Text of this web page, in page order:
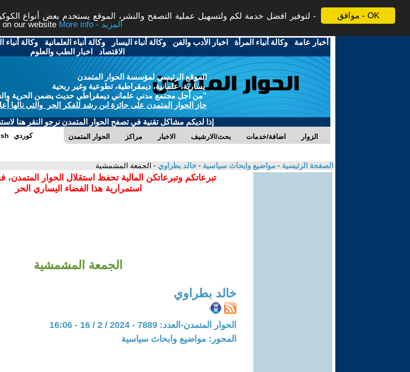
موافق - OK
لتوفير افضل خدمة لكم ولتسهيل عملية التصفح والنشر، الموقع يستخدم بعض أنواع
our website
More info - المزيد
أخبار عامة -وكالة أنباء المرأة - اخبار الأدب والفن -وكالة أنباء اليسار -وكالة أنباء العلمانية -وكالة أنباء
الاقتصاد - اخبار الطب والعلوم
الموقع الرئيسي لمؤسسة الحوار المتمدن
يسارية، علمانية، ديمقراطية، تطوعية وغير ربحية
"من أجل مجتمع مدني علماني ديمقراطي حديث يضمن الحرية
حاز الحوار المتمدن على جائزة ابن رشد للفكر الحر والتى نالها
إذا لديكم مشاكل تقنية في تصفح الحوار المتمدن نرجو النقر هنا
الحوار المتمدن مراكز الاخبار بحث/الارشيف اضافة/خدمات الزوار كوردي
الصفحة الرئيسية - مواضيع وابحاث سياسية - خالد بطراوي - الجمعة المشمشية
تبرعاتكم وتبرعاتكن المالية تحفظ استقلال الحوار
استمرارية هذا الفضاء اليساري الحر
الجمعة المشمشية
خالد بطراوي
الحوار المتمدن-العدد: 7889 - 2024 / 2 / 16 - 16:06
المحور: مواضيع وابحاث سياسية